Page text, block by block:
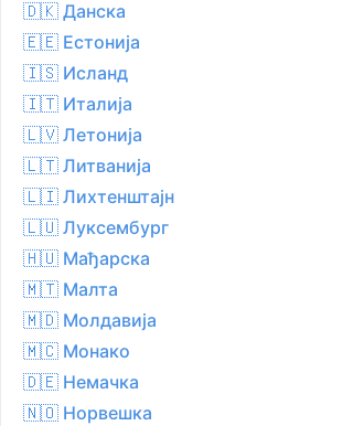
🇩🇰 Данска
🇪🇪 Естонија
🇮🇸 Исланд
🇮🇹 Италија
🇱🇻 Летонија
🇱🇹 Литванија
🇱🇮 Лихтенштајн
🇱🇺 Луксембург
🇭🇺 Мађарска
🇲🇹 Малта
🇲🇩 Молдавија
🇲🇨 Монако
🇩🇪 Немачка
🇳🇴 Норвешка